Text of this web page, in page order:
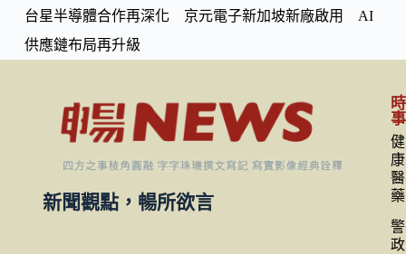
台星半導體合作再深化 京元電子新加坡新廠啟用 AI
供應鏈布局再升級
新聞觀點，暢所欲言
時
事
健
康
醫
藥
警
政